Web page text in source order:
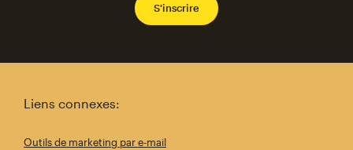
S'inscrire
Liens connexes:
Outils de marketing par e-mail